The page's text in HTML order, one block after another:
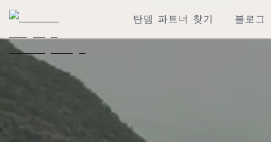
탄뎀 파트너 찾기 블로그